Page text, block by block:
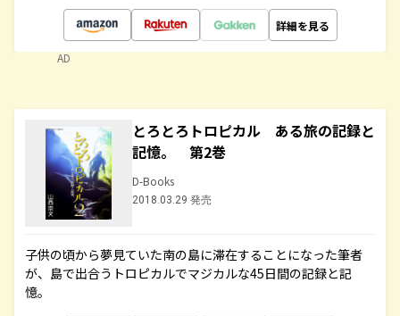
詳細を見る
AD
とろとろトロピカル ある旅の記録と
記憶。 第2巻
D-Books
2018.03.29 発売
子供の頃から夢見ていた南の島に滞在することになった筆者
が、島で出合うトロピカルでマジカルな45日間の記録と記
憶。